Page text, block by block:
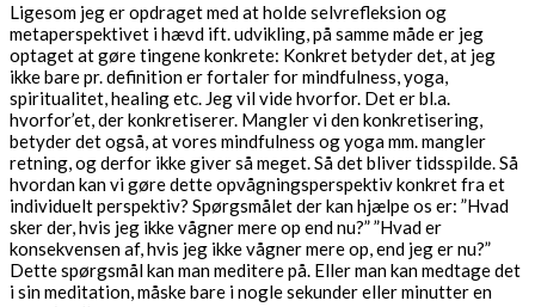
Ligesom jeg er opdraget med at holde selvrefleksion og
metaperspektivet i hævd ift. udvikling, på samme måde er jeg
optaget at gøre tingene konkrete: Konkret betyder det, at jeg
ikke bare pr. definition er fortaler for mindfulness, yoga,
spiritualitet, healing etc. Jeg vil vide hvorfor. Det er bl.a.
hvorfor’et, der konkretiserer. Mangler vi den konkretisering,
betyder det også, at vores mindfulness og yoga mm. mangler
retning, og derfor ikke giver så meget. Så det bliver tidsspilde. Så
hvordan kan vi gøre dette opvågningsperspektiv konkret fra et
individuelt perspektiv? Spørgsmålet der kan hjælpe os er: ”Hvad
sker der, hvis jeg ikke vågner mere op end nu?” ”Hvad er
konsekvensen af, hvis jeg ikke vågner mere op, end jeg er nu?”
Dette spørgsmål kan man meditere på. Eller man kan medtage det
i sin meditation, måske bare i nogle sekunder eller minutter en